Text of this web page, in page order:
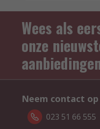
Wees als
onze
Neem contact op
023 51 66 555